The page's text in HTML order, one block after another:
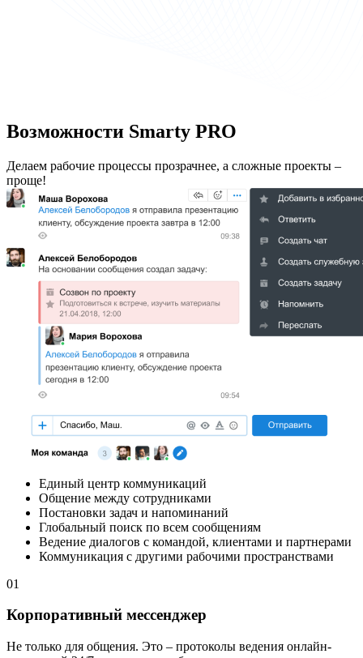
Возможности Smarty PRO
Делаем рабочие процессы прозрачнее, а сложные проекты –
проще!
Единый центр коммуникаций
Общение между сотрудниками
Постановки задач и напоминаний
Глобальный поиск по всем сообщениям
Ведение диалогов с командой, клиентами и партнерами
Коммуникация с другими рабочими пространствами
01
Корпоративный мессенджер
Не только для общения. Это – протоколы ведения онлайн-